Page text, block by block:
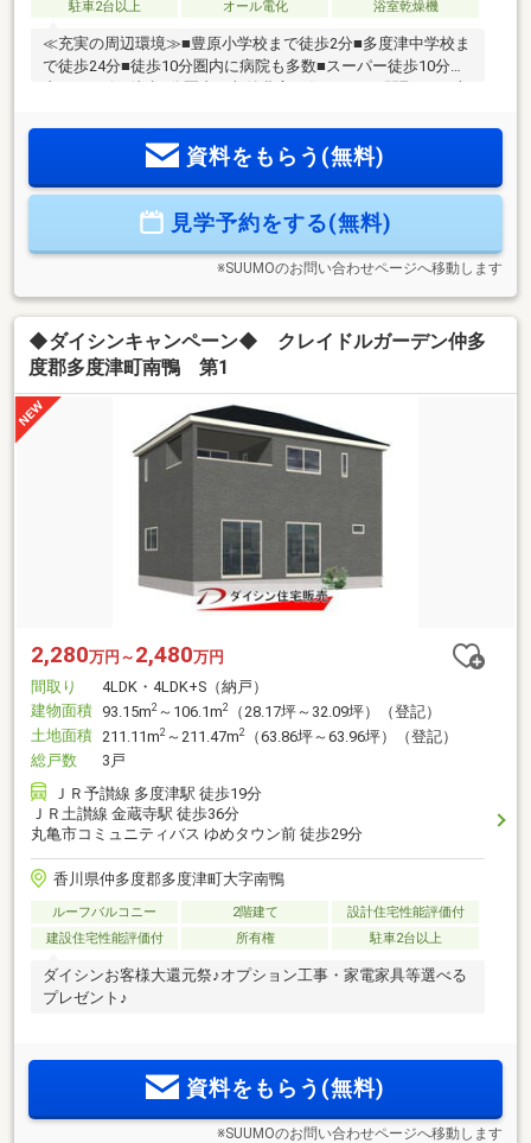
駐車2台以上 オール電化 浴室乾燥機
≪充実の周辺環境≫■豊原小学校まで徒歩2分■多度津中学校ま
で徒歩24分■徒歩10分圏内に病院も多数■スーパー徒歩10分圏
付■雨でも安心のインナーバルコニー≪安心の住宅性能≫■高
断熱×耐震等級3×低価格の新築住宅!■住宅性能表示制度7項目
資料をもらう(無料)
見学予約をする(無料)
※SUUMOのお問い合わせページへ移動します
◆ダイシンキャンペーン◆ クレイドルガーデン仲多
度郡多度津町南鴨 第1
2,280万円～ 2,480万円
間取り
4LDK・4LDK+S（納戸）
建物面積 93.15m2 ～106.1m2
（28.17坪～32.09坪）（登記）
土地面積 211.11m2 ～211.47m2
（63.86坪～63.96坪）（登記）
総戸数
3戸
ＪＲ予讃線 多度津駅 徒歩19分
ＪＲ土讃線 金蔵寺駅 徒歩36分
丸亀市コミュニティバス ゆめタウン前 徒歩29分
香川県仲多度郡多度津町大字南鴨
ルーフバルコニー 2階建て
設計住宅性能評価付
建設住宅性能評価付
所有権 駐車2台以上
ダイシンお客様大還元祭♪オプション工事・家電家具等選べる
プレゼント♪
資料をもらう(無料)
※SUUMOのお問い合わせページへ移動します